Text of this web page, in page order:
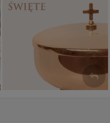
Sakramenty Święte